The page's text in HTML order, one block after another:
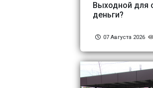
Выходной для
деньги?
07 Августа 2026